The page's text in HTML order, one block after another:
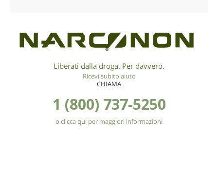
®
Liberati dalla droga. Per davvero.
Ricevi subito aiuto
CHIAMA
1 (800) 737-5250
o clicca qui per maggiori informazioni